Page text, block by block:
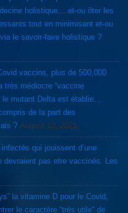
holistique….et-ou ôter les
tout en minimisant et-ou
le savoir-faire holistique ?
vaccins, plus de 500,000
très médiocre “vaccine
mutant Delta est établie…
de la part des
? August 12, 2021
qui jouissent d’une
devraient pas etre vaccinés. Les
la vitamine D pour le Covid,
le caractère “très utile” de